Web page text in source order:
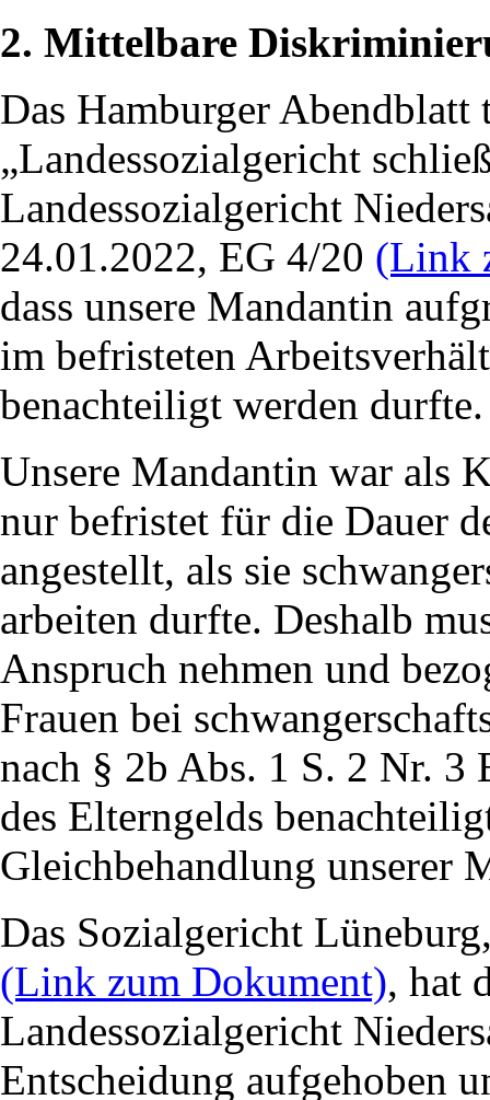
2. Mittelbare
Das Hamburger
„Landessozialgericht
Landessozialgericht
24.01.2022, EG 4/20 (Link
dass unsere Mandantin
im befristeten
benachteiligt werden durfte.
Unsere Mandantin war als
nur befristet für die Dauer
angestellt, als sie
arbeiten durfte. Deshalb
Anspruch nehmen und
Frauen bei
nach § 2b Abs. 1 S. 2 Nr. 3
des Elterngelds
Gleichbehandlung unserer
Das Sozialgericht
(Link zum Dokument), hat
Landessozialgericht
Entscheidung aufgehoben